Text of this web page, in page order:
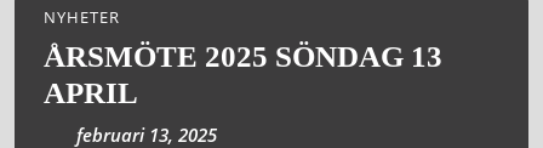
NYHETER
ÅRSMÖTE 2025 SÖNDAG 13
APRIL
februari 13, 2025